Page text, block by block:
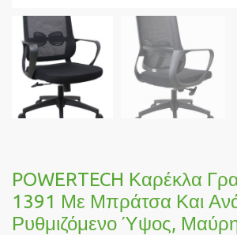
POWERTECH Καρέκλα
1391 Με Μπράτσα Και
Ρυθμιζόμενο Ύψος,